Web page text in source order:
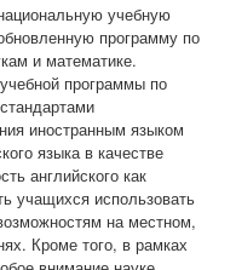
учебную
программу по
и математике.
программы по
иностранным языком
языка в качестве
английского как
учащихся использовать
на местном,
Кроме того, в рамках